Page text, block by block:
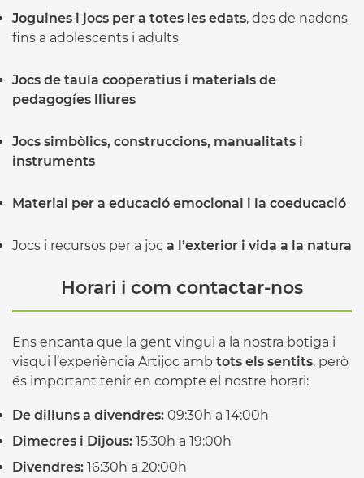
Joguines i jocs per a totes les edats, des de nadons
fins a adolescents i adults
Jocs de taula cooperatius i materials de
pedagogíes lliures
Jocs simbòlics, construccions, manualitats i
instruments
Material per a educació emocional i la coeducació
Jocs i recursos per a joc a l’exterior i vida a la natura
Horari i com contactar-nos
Ens encanta que la gent vingui a la nostra botiga i
visqui l’experiència Artijoc amb tots els sentits, però
és important tenir en compte el nostre horari:
De dilluns a divendres: 09:30h a 14:00h
Dimecres i Dijous: 15:30h a 19:00h
Divendres: 16:30h a 20:00h